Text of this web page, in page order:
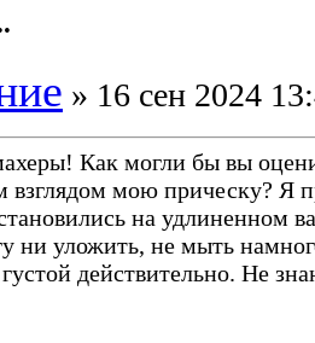
» 16 сен 2024
Как могли бы вы
взглядом мою прическу? Я
на удлиненном
ни уложить, не мыть
действительно. Не